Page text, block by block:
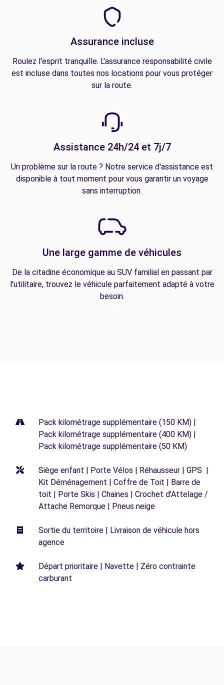
Assurance incluse
Roulez l'esprit tranquille. L'assurance responsabilité civile
est incluse dans toutes nos locations pour vous protéger
sur la route.
Assistance 24h/24 et 7j/7
Un problème sur la route ? Notre service d'assistance est
disponible à tout moment pour vous garantir un voyage
sans interruption.
Une large gamme de véhicules
De la citadine économique au SUV familial en passant par
l'utilitaire, trouvez le véhicule parfaitement adapté à votre
besoin.
Pack kilométrage supplémentaire (150 KM) |
Pack kilométrage supplémentaire (400 KM) |
Pack kilométrage supplémentaire (50 KM)
Siège enfant | Porte Vélos | Réhausseur | GPS |
Kit Déménagement | Coffre de Toit | Barre de
toit | Porte Skis | Chaines | Crochet d'Attelage /
Attache Remorque | Pneus neige
Sortie du territoire | Livraison de véhicule hors
agence
Départ prioritaire | Navette | Zéro contrainte
carburant